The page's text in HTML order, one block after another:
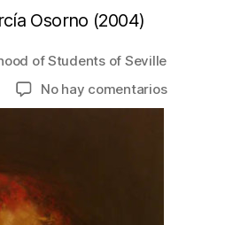
Osorno (2004)
of Students of Seville
No hay comentarios